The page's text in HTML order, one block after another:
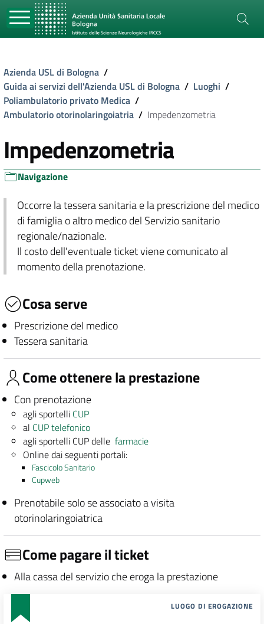
Azienda USL di Bologna /
Guida ai servizi dell'Azienda USL di Bologna / Luoghi /
Poliambulatorio privato Medica /
Ambulatorio otorinolaringoiatria / Impedenzometria
Impedenzometria
Navigazione
Occorre la tessera sanitaria e la prescrizione del medico
di famiglia o altro medico del Servizio sanitario
regionale/nazionale.
Il costo dell'eventuale ticket viene comunicato al
momento della prenotazione.
Cosa serve
Prescrizione del medico
Tessera sanitaria
Come ottenere la prestazione
Con prenotazione
agli sportelli CUP
al CUP telefonico
agli sportelli CUP dellefarmacie
Online dai seguenti portali:
Fascicolo Sanitario
Cupweb
Prenotabile solo se associato a visita
otorinolaringoiatrica
Come pagare il ticket
Alla cassa del servizio che eroga la prestazione
LUOGO DI EROGAZIONE